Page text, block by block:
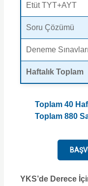
Etüt TYT+AYT
Soru Çözümü
Deneme Sınavları
Haftalık Toplam
Toplam 40
Toplam 880
YKS’de Derece